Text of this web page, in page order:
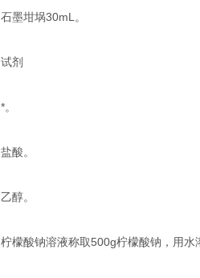
石墨坩埚30mL 。
试剂
*。
盐酸。
乙醇。
柠檬酸钠溶液称取500g柠檬酸钠，用水